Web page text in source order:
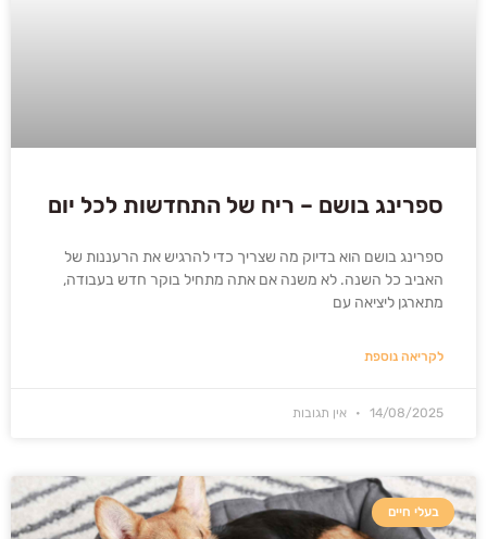
ספרינג בושם – ריח של התחדשות לכל יום
ספרינג בושם הוא בדיוק מה שצריך כדי להרגיש את הרעננות של
האביב כל השנה. לא משנה אם אתה מתחיל בוקר חדש בעבודה,
מתארגן ליציאה עם
לקריאה נוספת
14/08/2025 אין תגובות
בעלי חיים